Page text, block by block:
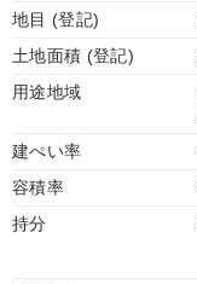
地目 (登記)
土地面積 (登記)
用途地域
建ぺい率
容積率
持分